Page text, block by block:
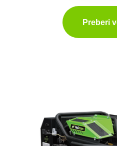
Preberi